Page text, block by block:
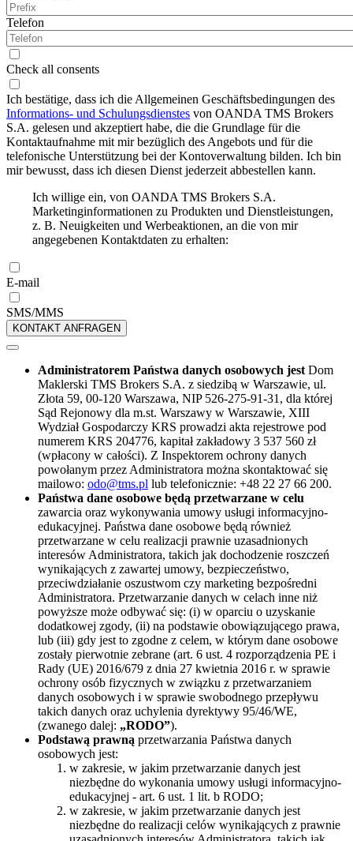
Telefon
Check all consents
Ich bestätige, dass ich die Allgemeinen Geschäftsbedingungen des
Informations- und Schulungsdienstes von OANDA TMS Brokers
S.A. gelesen und akzeptiert habe, die die Grundlage für die
Kontaktaufnahme mit mir bezüglich des Angebots und für die
telefonische Unterstützung bei der Kontoverwaltung bilden. Ich bin
mir bewusst, dass ich diesen Dienst jederzeit abbestellen kann.
Ich willige ein, von OANDA TMS Brokers S.A.
Marketinginformationen zu Produkten und Dienstleistungen,
z. B. Neuigkeiten und Werbeaktionen, an die von mir
angegebenen Kontaktdaten zu erhalten:
E-mail
SMS/MMS
KONTAKT ANFRAGEN
Administratorem Państwa danych osobowych jest Dom
Maklerski TMS Brokers S.A. z siedzibą w Warszawie, ul.
Złota 59, 00-120 Warszawa, NIP 526-275-91-31, dla której
Sąd Rejonowy dla m.st. Warszawy w Warszawie, XIII
Wydział Gospodarczy KRS prowadzi akta rejestrowe pod
numerem KRS 204776, kapitał zakładowy 3 537 560 zł
(wpłacony w całości). Z Inspektorem ochrony danych
powołanym przez Administratora można skontaktować się
mailowo: odo@tms.pl lub telefonicznie: +48 22 27 66 200.
Państwa dane osobowe będą przetwarzane w celu
zawarcia oraz wykonywania umowy usługi informacyjno-
edukacyjnej. Państwa dane osobowe będą również
przetwarzane w celu realizacji prawnie uzasadnionych
interesów Administratora, takich jak dochodzenie roszczeń
wynikających z zawartej umowy, bezpieczeństwo,
przeciwdziałanie oszustwom czy marketing bezpośredni
Administratora. Przetwarzanie danych w celach inne niż
powyższe może odbywać się: (i) w oparciu o uzyskanie
dodatkowej zgody, (ii) na podstawie obowiązującego prawa,
lub (iii) gdy jest to zgodne z celem, w którym dane osobowe
zostały pierwotnie zebrane (art. 6 ust. 4 rozporządzenia PE i
Rady (UE) 2016/679 z dnia 27 kwietnia 2016 r. w sprawie
ochrony osób fizycznych w związku z przetwarzaniem
danych osobowych i w sprawie swobodnego przepływu
takich danych oraz uchylenia dyrektywy 95/46/WE,
(zwanego dalej: „RODO”).
Podstawą prawną przetwarzania Państwa danych
osobowych jest:
w zakresie, w jakim przetwarzanie danych jest
niezbędne do wykonania umowy usługi informacyjno-
edukacyjnej - art. 6 ust. 1 lit. b RODO;
w zakresie, w jakim przetwarzanie danych jest
niezbędne do realizacji celów wynikających z prawnie